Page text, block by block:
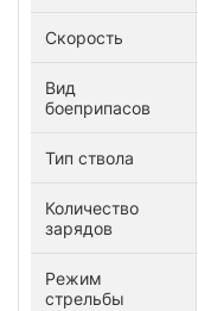
Скорость
Вид
боеприпасов
Тип ствола
Количество
зарядов
Режим
стрельбы